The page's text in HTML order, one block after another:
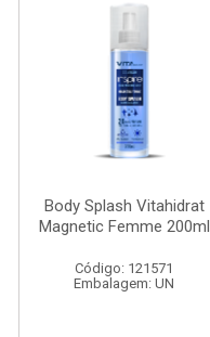
Body Splash Vitahidrat
Magnetic Femme 200ml
Código: 121571
Embalagem: UN